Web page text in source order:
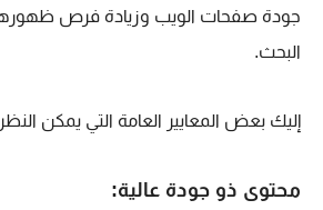
جودة صفحات الويب وزيادة فرص
البحث.
إليك بعض المعايير العامة التي يمكن النظر
محتوى ذو جودة عالية: